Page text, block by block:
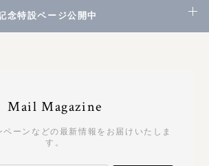
念特設ページ公開中
Mail Magazine
ペーンなどの最新情報をお届けいたしま
す。